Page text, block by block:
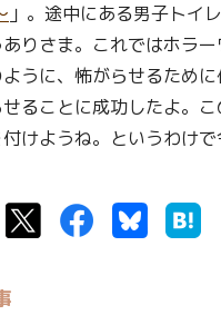
」。途中にある男子トイ
りさま。これではホラ
うに、怖がらせるため
ることに成功したよ。
けようね。というわけ
TwitterFacebookBluesky